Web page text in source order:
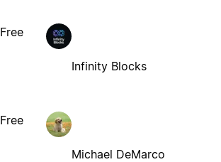
Free
Infinity Blocks
Free
Michael DeMarco